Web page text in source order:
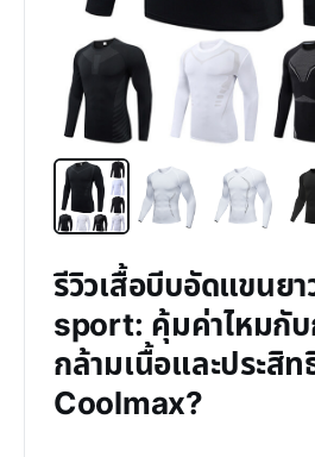
รีวิวเสื้อบีบอัดแขนย
sport: คุ้มค่าไหมกั
กล้ามเนื้อและประสิ
Coolmax?